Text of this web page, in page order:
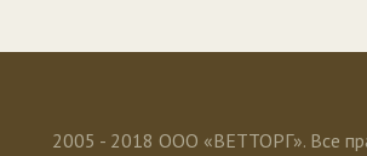
2005 - 2018 ООО «ВЕТТОРГ». Все